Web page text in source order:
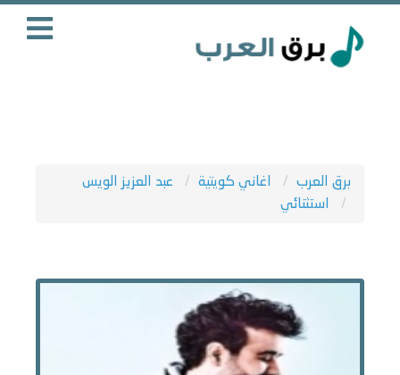
برق العرب اغاني كويتية
عبد العزيز الويس
استثنائي